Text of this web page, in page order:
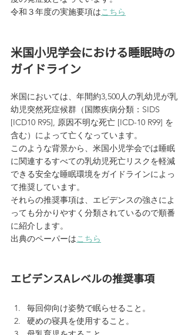
令和３年度の実施要項はこちら
米国小児学会における睡眠時の
ガイドライン
米国においては、年間約3,500人の乳幼児が乳
幼児突然死症候群（国際疾病分類：SIDS
[ICD10 R95], 原因不明な死亡 [ICD-10 R99] を
含む）によって亡くなっています。
このような背景から、米国小児学会では睡眠
に関連するすべての乳幼児死亡リスクを軽減
できる安全な睡眠環境をガイドラインによっ
て推奨しています。
それらの推奨事項は、エビデンスの強さによ
っても分かりやすく分類されているので順番
に紹介します。
出典のペーパーはこちら
エビデンスAレベルの推奨事項
毎回仰向け姿勢で眠らせること。
硬めの寝具を使用すること。